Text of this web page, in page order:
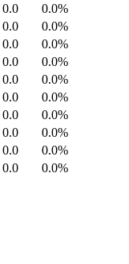
0.0
0.0%
0.0
0.0%
0.0
0.0%
0.0
0.0%
0.0
0.0%
0.0
0.0%
0.0
0.0%
0.0
0.0%
0.0
0.0%
0.0
0.0%